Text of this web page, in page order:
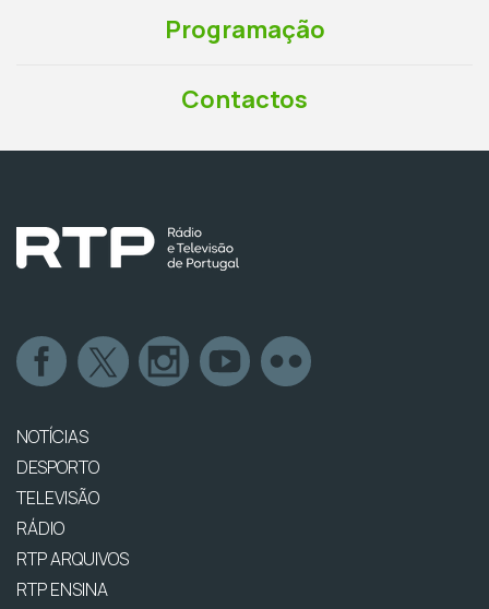
Programação
Contactos
NOTÍCIAS
DESPORTO
TELEVISÃO
RÁDIO
RTP ARQUIVOS
RTP ENSINA